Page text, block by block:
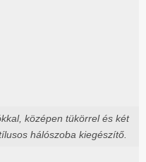
középen tükörrel és két
hálószoba kiegészítő.